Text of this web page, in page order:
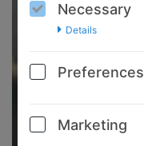
Necessary
Details
Preferences
Marketing